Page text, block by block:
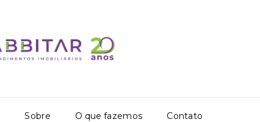
Sobre O que fazemos Contato